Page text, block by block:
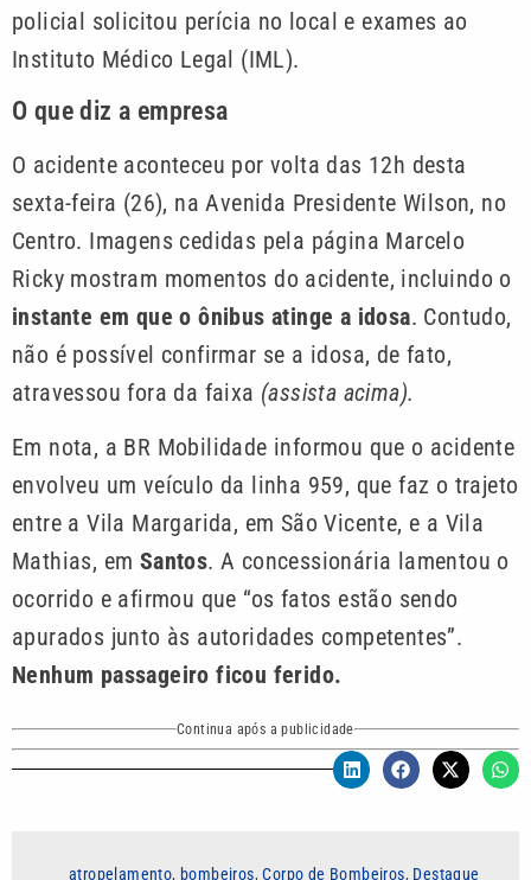
policial solicitou perícia no local e exames ao
Instituto Médico Legal (IML).
O que diz a empresa
O acidente aconteceu por volta das 12h desta
sexta-feira (26), na Avenida Presidente Wilson, no
Centro. Imagens cedidas pela página Marcelo
Ricky mostram momentos do acidente, incluindo o
instante em que o ônibus atinge a idosa. Contudo,
não é possível confirmar se a idosa, de fato,
atravessou fora da faixa (assista acima).
Em nota, a BR Mobilidade informou que o acidente
envolveu um veículo da linha 959, que faz o trajeto
entre a Vila Margarida, em São Vicente, e a Vila
Mathias, em Santos. A concessionária lamentou o
ocorrido e afirmou que “os fatos estão sendo
apurados junto às autoridades competentes”.
Nenhum passageiro ficou ferido.
Continua após a publicidade
atropelamento, bombeiros,Corpo de Bombeiros, Destaque